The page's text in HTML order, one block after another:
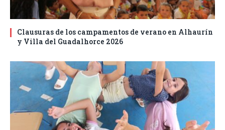
Clausuras de los campamentos de verano en Alhaurín
y Villa del Guadalhorce 2026